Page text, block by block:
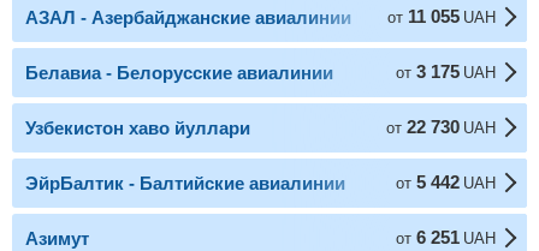
АЗАЛ - Азербайджанские авиалинии от 11 055 UAH
Белавиа - Белорусские авиалинии от 3 175 UAH
Узбекистон хаво йуллари от 22 730 UAH
ЭйрБалтик - Балтийские авиалинии от 5 442 UAH
Азимут от 6 251 UAH